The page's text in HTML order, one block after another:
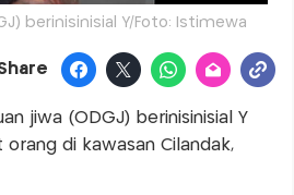
berinisinisial Y/Foto: Istimewa
jiwa (ODGJ) berinisinisial Y
di kawasan Cilandak,